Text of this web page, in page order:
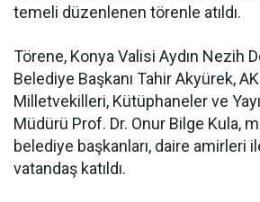
temeli düzenlenen törenle atıldı.
Törene, Konya Valisi Aydın Nezih
Belediye Başkanı Tahir Akyürek,
Milletvekilleri, Kütüphaneler ve
Müdürü Prof. Dr. Onur Bilge Kula,
belediye başkanları, daire amirleri
vatandaş katıldı.